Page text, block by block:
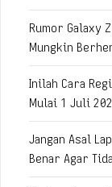
Rumor Galaxy
Mungkin
Inilah Cara
Mulai 1 Juli
Jangan Asal
Benar Agar